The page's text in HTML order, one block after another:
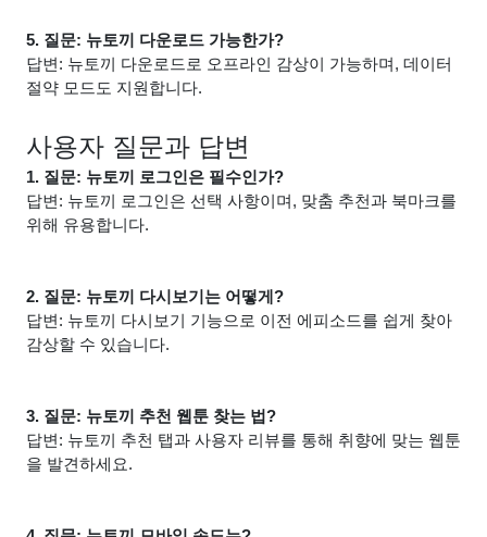
5. 질문: 뉴토끼 다운로드 가능한가?
답변: 뉴토끼 다운로드로 오프라인 감상이 가능하며, 데이터
절약 모드도 지원합니다.
사용자 질문과 답변
1. 질문: 뉴토끼 로그인은 필수인가?
답변: 뉴토끼 로그인은 선택 사항이며, 맞춤 추천과 북마크를
위해 유용합니다.
2. 질문: 뉴토끼 다시보기는 어떻게?
답변: 뉴토끼 다시보기 기능으로 이전 에피소드를 쉽게 찾아
감상할 수 있습니다.
3. 질문: 뉴토끼 추천 웹툰 찾는 법?
답변: 뉴토끼 추천 탭과 사용자 리뷰를 통해 취향에 맞는 웹툰
을 발견하세요.